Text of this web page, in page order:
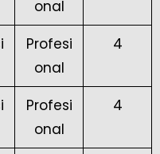
onal
Profesi
onal
4
Profesi
onal
4